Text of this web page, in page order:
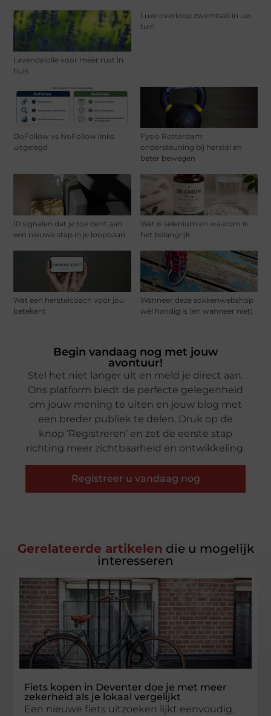
Lavendelolie voor meer rust in
huis
Luxe overloop zwembad in uw
tuin
DoFollow vs NoFollow links
uitgelegd
Fysio Rotterdam:
ondersteuning bij herstel en
beter bewegen
10 signalen dat je toe bent aan
een nieuwe stap in je loopbaan
Wat is selenium en waarom is
het belangrijk
Wat een herstelcoach voor jou
betekent
Wanneer deze sokkenwebshop
wél handig is (en wanneer niet)
Begin vandaag nog met jouw
avontuur!
Stel het niet langer uit en meld je direct aan.
Ons platform biedt de perfecte gelegenheid
om jouw mening te uiten en jouw blog met
een breder publiek te delen. Druk op de
knop ‘Registreren’ en zet de eerste stap
richting meer zichtbaarheid en ontwikkeling.
Registreer u vandaag nog
Gerelateerde artikelen die u mogelijk
interesseren
Fiets kopen in Deventer doe je met meer
zekerheid als je lokaal vergelijkt
Een nieuwe fiets uitzoeken lijkt eenvoudig,